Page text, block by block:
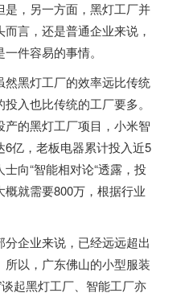
是，另一方面，黑灯工厂并
言，还是普通企业来说，
件容易的事情。
黑灯工厂的效率远比传统
入也比传统的工厂要多。
的黑灯工厂项目，小米智
亿，老板电器累计投入近5
向“智能相对论“透露，投
就需要800万，根据行业
企业来说，已经远远超出
以，广东佛山的小型服装
起黑灯工厂、智能工厂亦